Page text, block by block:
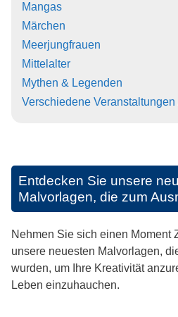
Mangas
Märchen
Meerjungfrauen
Mittelalter
Mythen & Legenden
Verschiedene Veranstaltungen
Entdecken Sie unsere
Malvorlagen, die zum
Nehmen Sie sich einen Moment
unsere neuesten Malvorlagen,
wurden, um Ihre Kreativität
Leben einzuhauchen.